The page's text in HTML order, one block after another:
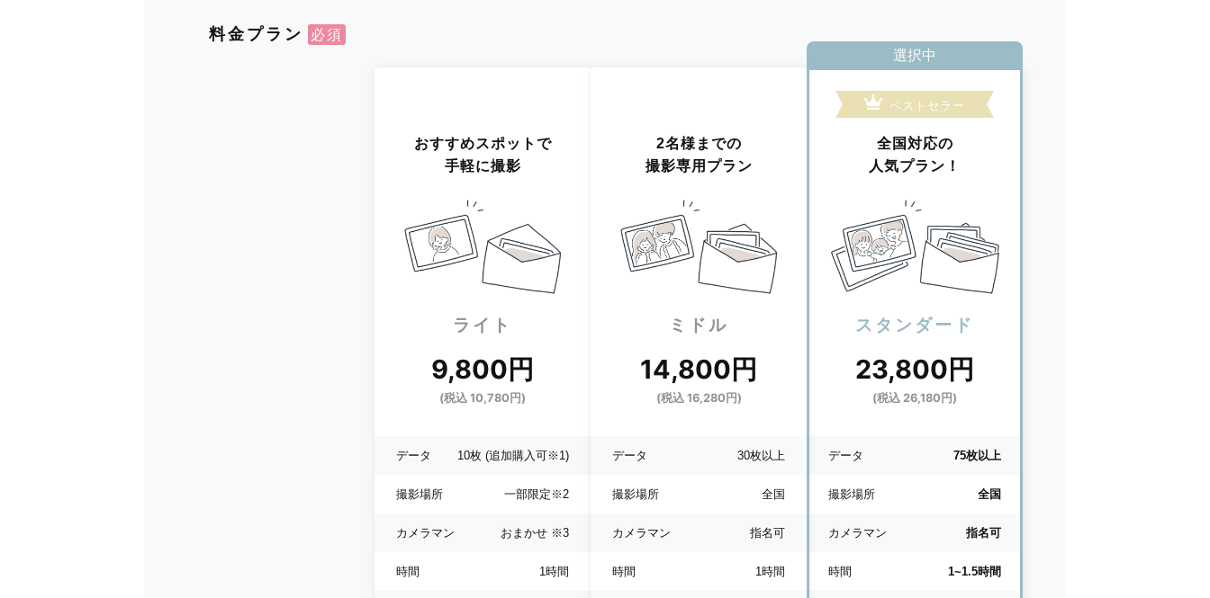
料金プラン
おすすめスポットで
手軽に撮影
ライト
9,800円
(税込 10,780円)
データ 10枚 (追加購入可※1)
撮影場所 一部限定 ※2
カメラマン おまかせ ※3
時間 1時間
2名様までの
撮影専用プラン
ミドル
14,800円
(税込 16,280円)
データ 30枚以上
撮影場所 全国
カメラマン 指名可
時間 1時間
選択中
ベストセラー
全国対応の
人気プラン！
スタンダード
23,800円
(税込 26,180円)
データ 75枚以上
撮影場所 全国
カメラマン 指名可
時間 1~1.5時間